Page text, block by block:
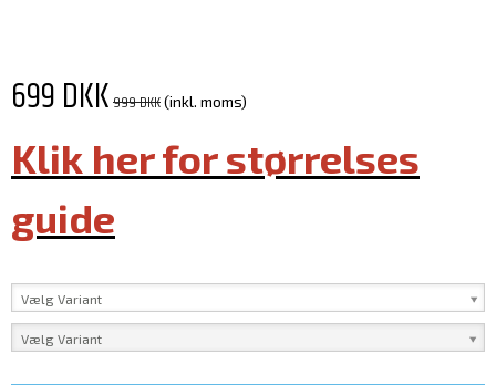
699 DKK999 DKK(inkl. moms)
Klik her for størrelses
guide
Vælg Variant
Vælg Variant